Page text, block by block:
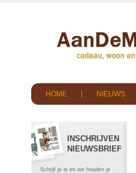
HOME NIEUWS
INSCHRIJVEN
NIEUWSBRIEF
Schrijf je in en we houden je